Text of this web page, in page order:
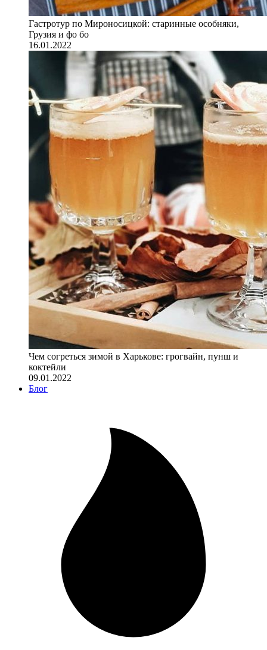
Гастротур по Мироносицкой: старинные особняки,
Грузия и фо бо
16.01.2022
Чем согреться зимой в Харькове: грогвайн, пунш и
коктейли
09.01.2022
Блог